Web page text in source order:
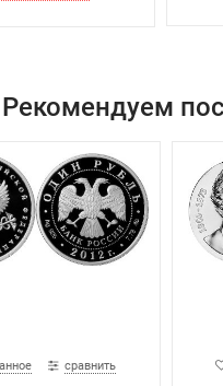
Рекомендуем
сравнить